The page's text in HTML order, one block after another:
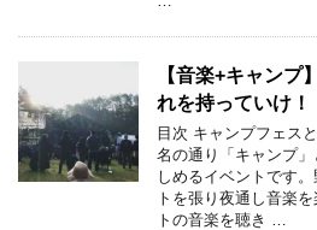
【音楽+キャンプ
れを持っていけ！
目次 キャンプフェス
名の通り「キャンプ
しめるイベントです
トを張り夜通し音楽
トの音楽を聴き …